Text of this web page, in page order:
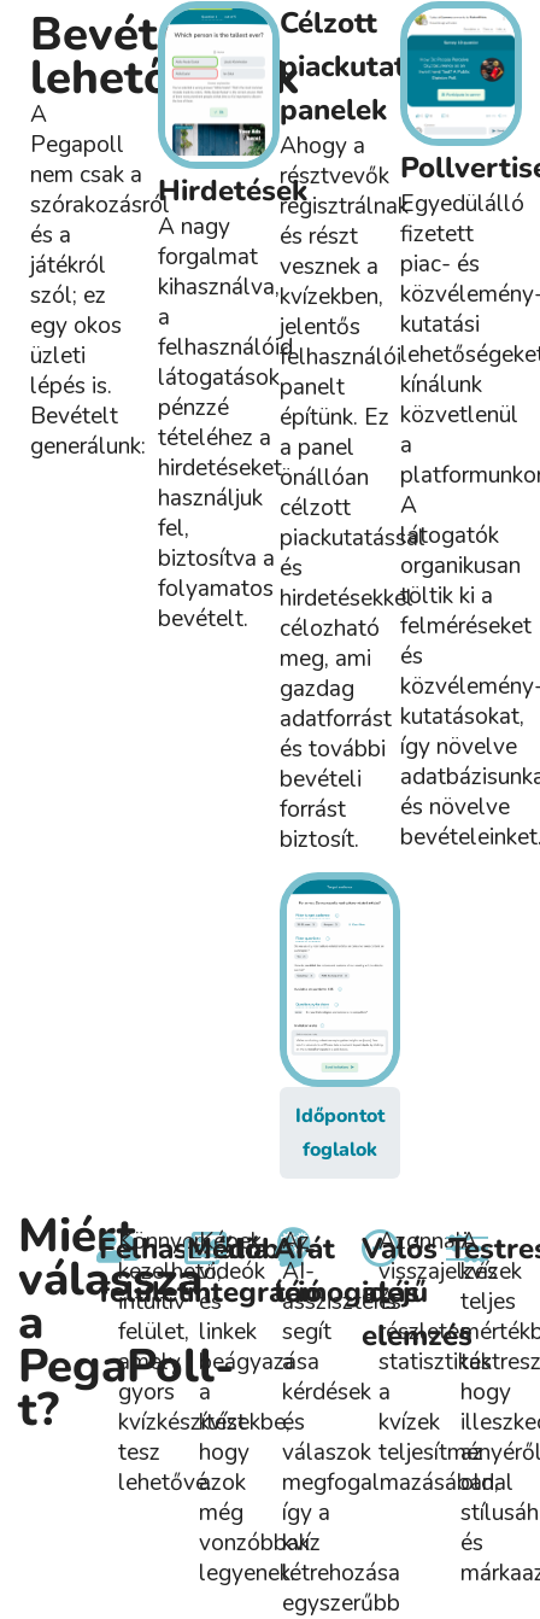
Bevételi
lehetőségek
A
Pegapoll
nem csak a
szórakozásról
és a
játékról
szól; ez
egy okos
üzleti
lépés is.
Bevételt
generálunk:
Hirdetések
A nagy
forgalmat
kihasználva,
a
felhasználóid
látogatások
pénzzé
tételéhez a
hirdetéseket
használjuk
fel,
biztosítva a
folyamatos
bevételt.
Célzott
piackutatási
panelek
Ahogy a
résztvevők
regisztrálnak
és részt
vesznek a
kvízekben,
jelentős
felhasználói
panelt
építünk. Ez
a panel
önállóan
célzott
piackutatással
és
hirdetésekkel
célozható
meg, ami
gazdag
adatforrást
és további
bevételi
forrást
biztosít.
Időpontot
foglalok
Egyedülálló
fizetett
piac- és
kutatási
kínálunk
közvetlenül
a
A
látogatók
organikusan
töltik ki a
felméréseket
és
kutatásokat,
így növelve
és növelve
Miért
válassza
a
PegaPoll-
t?
Felhasználóbarát
felület
Könnyen
kezelhető,
intuitív
felület,
amely
gyors
kvízkészítést
tesz
lehetővé.
Média
integráció
Képek,
videók
és
linkek
beágyazása
a
kvízekbe,
hogy
azok
még
vonzóbbak
legyenek.
AI-
támogatás
Az
AI-
asszisztens
segít
a
kérdések
és
válaszok
megfogalmazásában,
így a
kvíz
létrehozása
egyszerűbb
Valós
idejű
elemzés
Azonnali
visszajelzés
és
részletes
statisztikák
a
kvízek
A
kvízek
teljes
hogy
az
oldal
és